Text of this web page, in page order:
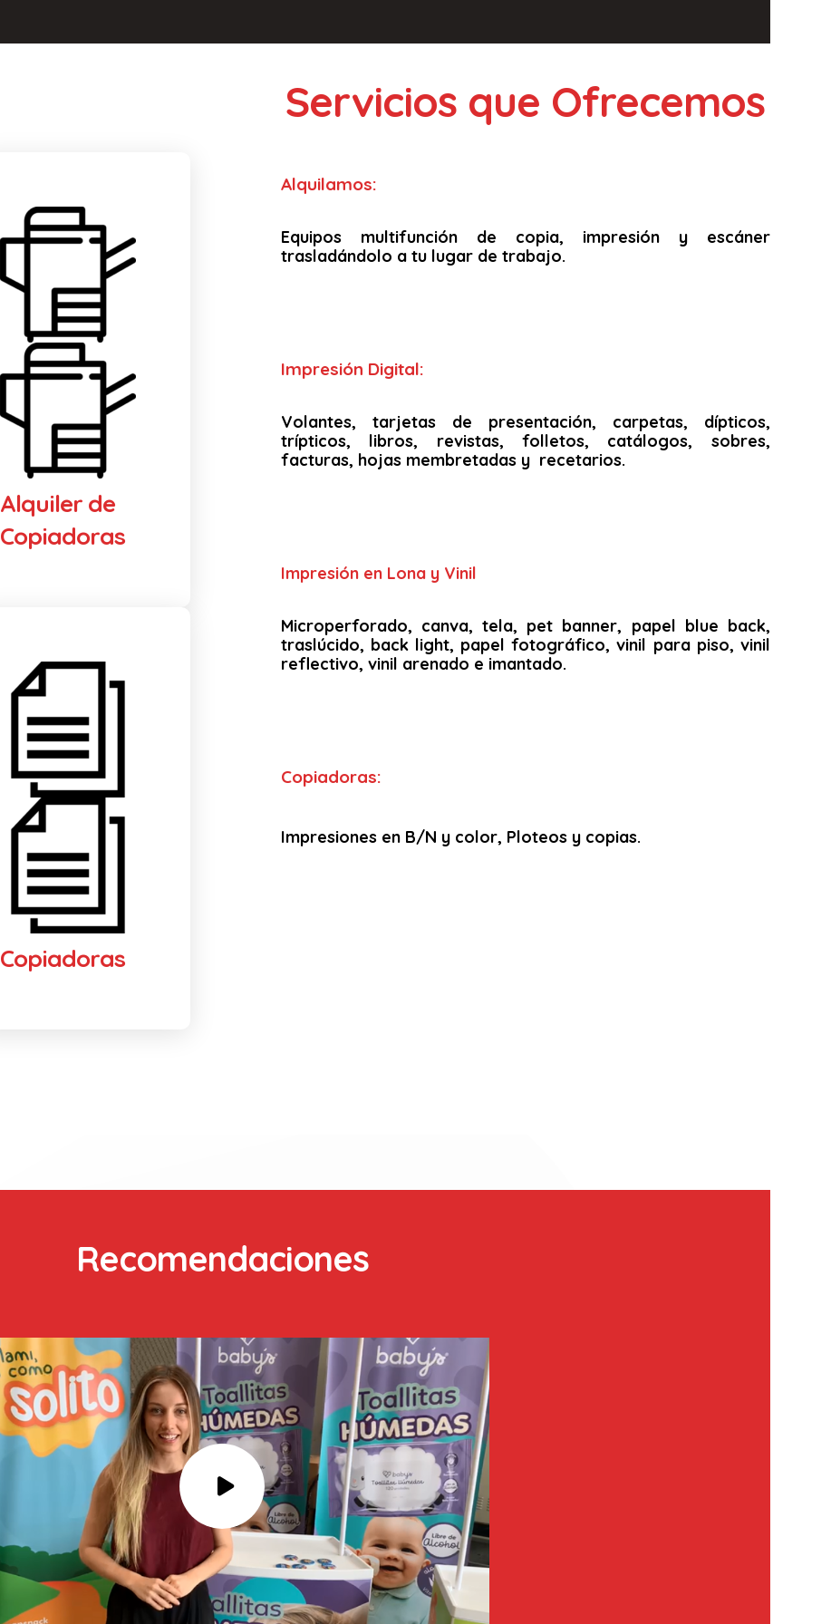
Alquiler de
Copiadoras
Copiadoras
Servicios que Ofrecemos
Alquilamos:
Equipos multifunción de copia, impresión y escáner
trasladándolo a tu lugar de trabajo.
Impresión Digital:
Volantes, tarjetas de presentación, carpetas, dípticos,
trípticos, libros, revistas, folletos, catálogos, sobres,
facturas, hojas membretadas y recetarios.
Impresión en Lona y Vinil
Microperforado, canva, tela, pet banner, papel blue back,
traslúcido, back light, papel fotográfico, vinil para piso, vinil
reflectivo, vinil arenado e imantado.
Copiadoras:
Impresiones en B/N y color, Ploteos y copias.
Recomendaciones